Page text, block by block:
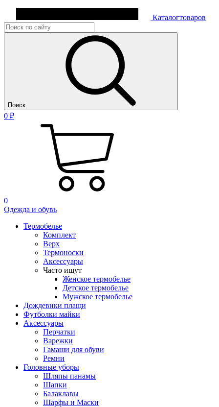
Каталогтоваров
Поиск
0 ₽
0
Одежда и обувь
Термобелье
Комплект
Верх
Термоноски
Аксессуары
Часто ищут
Женское термобелье
Детское термобелье
Мужское термобелье
Дождевики плащи
Футболки майки
Аксессуары
Перчатки
Варежки
Гамаши для обуви
Ремни
Головные уборы
Шляпы панамы
Шапки
Балаклавы
Шарфы и Маски